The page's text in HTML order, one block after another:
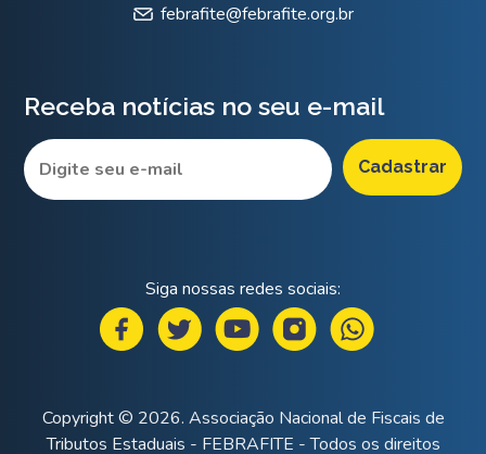
febrafite@febrafite.org.br
Receba notícias no seu e-mail
Siga nossas redes sociais:
Copyright © 2026. Associação Nacional de Fiscais de
Tributos Estaduais - FEBRAFITE - Todos os direitos